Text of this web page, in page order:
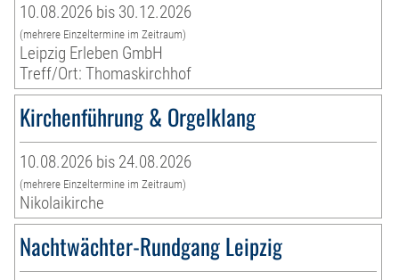
10.08.2026 bis 30.12.2026
(mehrere Einzeltermine im Zeitraum)
Leipzig Erleben GmbH
Treff/Ort: Thomaskirchhof
Kirchenführung & Orgelklang
10.08.2026 bis 24.08.2026
(mehrere Einzeltermine im Zeitraum)
Nikolaikirche
Nachtwächter-Rundgang Leipzig